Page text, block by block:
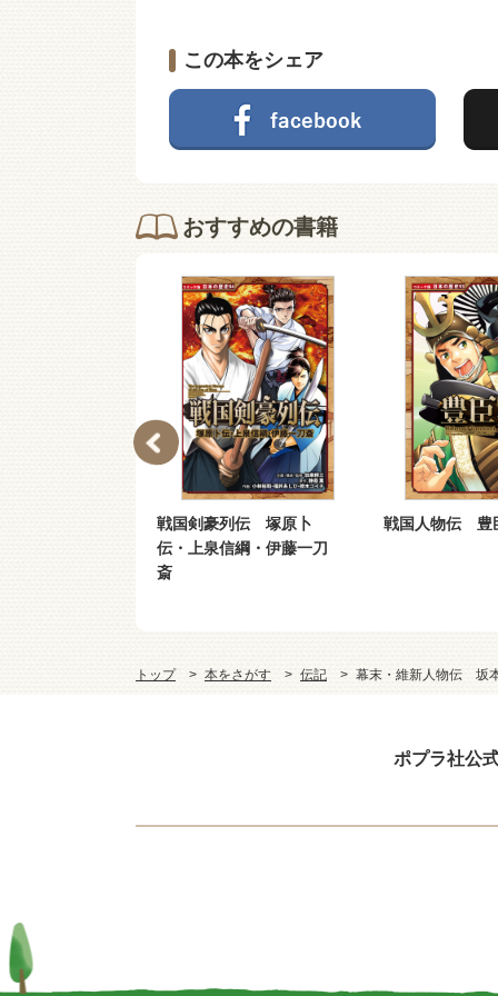
この本をシェア
おすすめの書籍
戦国剣豪列伝 塚原卜
伝・上泉信綱・伊藤一刀
斎
戦国人物伝 豊
トップ 本をさがす 伝記 幕末・維新人物伝 坂
ポプラ社公